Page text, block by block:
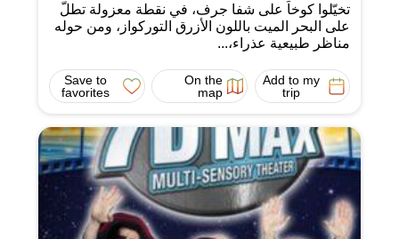
تخيّلوا كوخاً على شفا جرف، في نقطة معزولة تطلّ
على البحر الميت باللون الأزرق التوركواز، ومن حوله
مناظر طبيعية عذراء،...
Add to my
trip
On the
map
Save to
favorites